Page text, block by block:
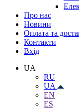
Про нас
Новини
Оплата та
Контакти
Вхiд
UA
RU
UA
EN
ES